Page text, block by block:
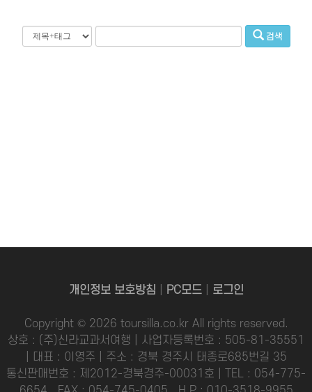
검색
개인정보 보호방침 PC모드| 로그인
Copyright © 2026 toursilla.co.kr All rights reserved.
상호 : (주)신라교과서여행 | 사업자등록번호 : 505-81-35551
| 대표 : 이영주 | 주소 : 경북 경주시 태종로685번길 35
통신판매번호 : 제2012-경북경주-00031호 | TEL : 054-775-